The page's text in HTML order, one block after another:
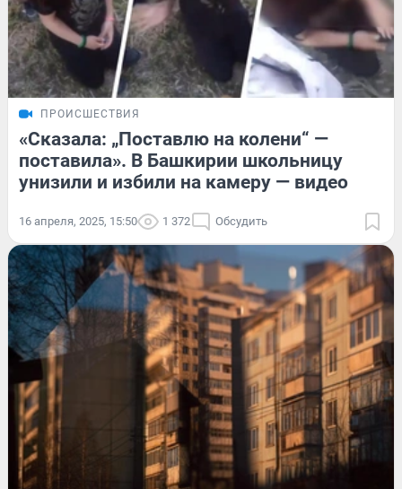
ПРОИСШЕСТВИЯ
«Сказала: „Поставлю на колени“ —
поставила». В Башкирии школьницу
унизили и избили на камеру — видео
16 апреля, 2025, 15:50 1 372 Обсудить